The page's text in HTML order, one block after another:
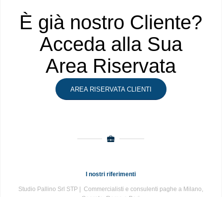
È già nostro Cliente?
Acceda alla Sua
Area Riservata
AREA RISERVATA CLIENTI
I nostri riferimenti
Studio Pallino Srl STP | Commercialisti e consulenti paghe a Milano,